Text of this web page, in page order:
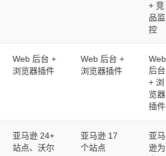
+ 竞
品监
控
Web 后台 +
浏览器插件
Web 后台 +
浏览器插件
Web
后台
+ 浏
览器
插件
亚马逊 24+
站点、沃尔
亚马逊 17
个站点
亚马
逊为